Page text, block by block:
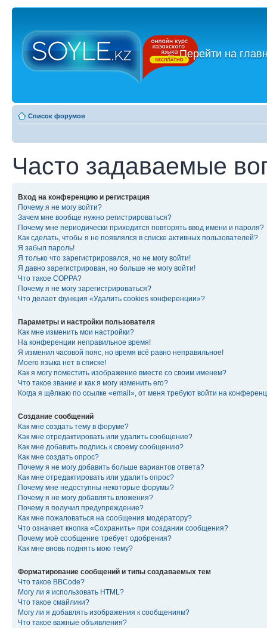
←Перейти на
Список форумов
Часто задаваемые
Вход на конференцию и регистрация
Почему я не могу войти?
Зачем мне вообще нужно регистрироваться?
Почему мне периодически приходится повторять ввод имени и пароля?
Как сделать, чтобы я не появлялся в списке активных пользователей?
Я забыл пароль!
Я только что зарегистрировался, но не могу войти!
Я давно зарегистрирован, но больше не могу войти!
Что такое COPPA?
Почему я не могу зарегистрироваться?
Что делает функция «Удалить cookies конференции»?
Параметры и настройки пользователя
Как мне изменить мои настройки?
На конференции неправильное время!
Я изменил часовой пояс, но время всё равно неправильное!
Моего языка нет в списке!
Как я могу поместить изображение вместе со своим именем?
Что такое звание и как я могу изменить его?
Когда я щёлкаю по ссылке «email», от меня требуют войти на
Создание сообщений
Как мне создать тему в форуме?
Как мне отредактировать или удалить сообщение?
Как мне добавить подпись к своему сообщению?
Как мне создать опрос?
Почему я не могу добавить больше вариантов ответа?
Как мне отредактировать или удалить опрос?
Почему мне недоступны некоторые форумы?
Почему я не могу добавлять вложения?
Почему я получил предупреждение?
Как мне пожаловаться на сообщения модератору?
Что означает кнопка «Сохранить» при создании сообщения?
Почему моё сообщение требует одобрения?
Как мне вновь поднять мою тему?
Форматирование сообщений и типы создаваемых тем
Что такое BBCode?
Могу ли я использовать HTML?
Что такое смайлики?
Могу ли я добавлять изображения к сообщениям?
Что такое важные объявления?